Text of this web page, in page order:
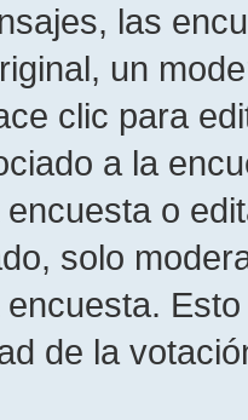
las
un
clic para
a la
o
solo
de la